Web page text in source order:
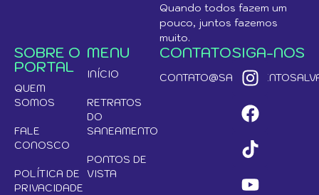
Quando todos fazem um
pouco, juntos fazemos
muito.
SOBRE O
PORTAL
QUEM
SOMOS
FALE
CONOSCO
POLÍTICA DE
PRIVACIDADE
MENU
INÍCIO
RETRATOS
DO
SANEAMENTO
PONTOS DE
VISTA
CONTATOSIGA-NOS